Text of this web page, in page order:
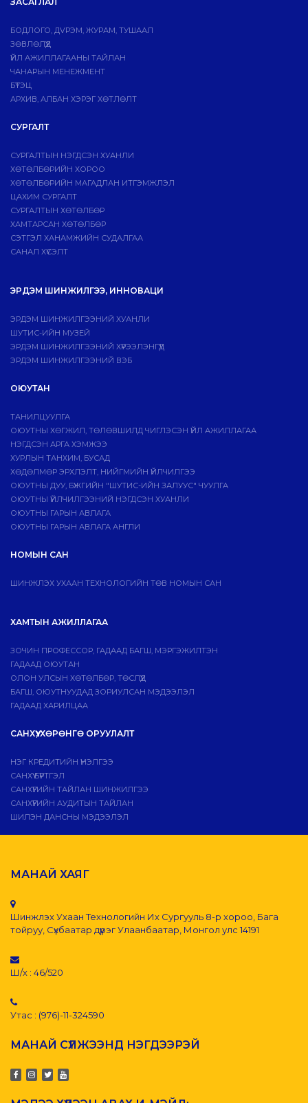
БОДЛОГО, ДVРЭМ, ЖУРАМ, ТУШААЛ
ЗӨВЛӨЛҮҮД
ҮЙЛ АЖИЛЛАГААНЫ ТАЙЛАН
ЧАНАРЫН МЕНЕЖМЕНТ
БҮТЭЦ
АРХИВ, АЛБАН ХЭРЭГ ХӨТЛӨЛТ
СУРГАЛТ
СУРГАЛТЫН НЭГДСЭН ХУАНЛИ
ХӨТӨЛБӨРИЙН ХОРОО
ХӨТӨЛБӨРИЙН МАГАДЛАН ИТГЭМЖЛЭЛ
ЦАХИМ СУРГАЛТ
СУРГАЛТЫН ХӨТӨЛБӨР
ХАМТАРСАН ХӨТӨЛБӨР
СЭТГЭЛ ХАНАМЖИЙН СУДАЛГАА
САНАЛ ХҮСЭЛТ
ЭРДЭМ ШИНЖИЛГЭЭ, ИННОВАЦИ
ЭРДЭМ ШИНЖИЛГЭЭНИЙ ХУАНЛИ
ШУТИС-ИЙН МУЗЕЙ
ЭРДЭМ ШИНЖИЛГЭЭНИЙ ХҮРЭЭЛЭНГҮҮД
ЭРДЭМ ШИНЖИЛГЭЭНИЙ ВЭБ
ОЮУТАН
ТАНИЛЦУУЛГА
ОЮУТНЫ ХӨГЖИЛ, ТӨЛӨВШИЛД ЧИГЛЭСЭН ҮЙЛ АЖИЛЛАГАА
НЭГДСЭН АРГА ХЭМЖЭЭ
ХУРЛЫН ТАНХИМ, БУСАД
ХӨДӨЛМӨР ЭРХЛЭЛТ, НИЙГМИЙН ҮЙЛЧИЛГЭЭ
ОЮУТНЫ ДУУ, БҮЖГИЙН "ШУТИС-ИЙН ЗАЛУУС" ЧУУЛГА
ОЮУТНЫ ҮЙЛЧИЛГЭЭНИЙ НЭГДСЭН ХУАНЛИ
ОЮУТНЫ ГАРЫН АВЛАГА
ОЮУТНЫ ГАРЫН АВЛАГА АНГЛИ
НОМЫН САН
ШИНЖЛЭХ УХААН ТЕХНОЛОГИЙН ТӨВ НОМЫН САН
ХАМТЫН АЖИЛЛАГАА
ЗОЧИН ПРОФЕССОР, ГАДААД БАГШ, МЭРГЭЖИЛТЭН
ГАДААД ОЮУТАН
ОЛОН УЛСЫН ХӨТӨЛБӨР, ТӨСЛҮҮД
БАГШ, ОЮУТНУУДАД ЗОРИУЛСАН МЭДЭЭЛЭЛ
ГАДААД ХАРИЛЦАА
САНХҮҮ, ХӨРӨНГӨ ОРУУЛАЛТ
НЭГ КРЕДИТИЙН ҮНЭЛГЭЭ
САНХҮҮ БҮРТГЭЛ
САНХҮҮГИЙН ТАЙЛАН ШИНЖИЛГЭЭ
САНХҮҮГИЙН АУДИТЫН ТАЙЛАН
ШИЛЭН ДАНСНЫ МЭДЭЭЛЭЛ
МАНАЙ ХАЯГ
Шинжлэх Ухаан Технологийн Их Сургууль 8-р хороо, Бага
тойруу, Сүхбаатар дүүрэг Улаанбаатар, Монгол улс 14191
Ш/х : 46/520
Утас : (976)-11-324590
МАНАЙ СҮЛЖЭЭНД НЭГДЭЭРЭЙ